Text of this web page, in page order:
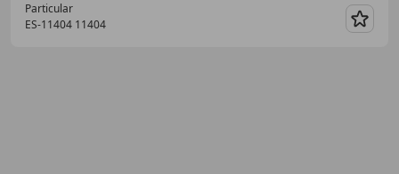
Particular
ES-11404 11404